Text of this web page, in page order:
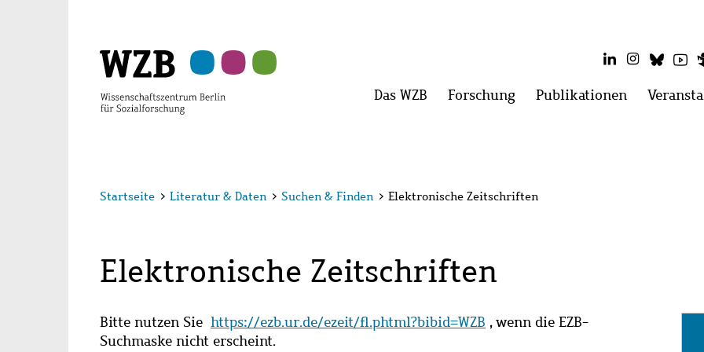
LinkedInInstagram
Hauptmenü
Das WZB Menü
Forschung Menü
Publikationen Menü
Startseite > Literatur & Daten > Suchen & Finden > Elektronische Zeitschriften
Elektronische Zeitschriften
Bitte nutzen Sie https://ezb.ur.de/ezeit/fl.phtml?bibid=WZB , wenn die EZB-
Suchmaske nicht erscheint.